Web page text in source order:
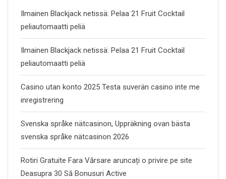
Ilmainen Blackjack netissä: Pelaa 21 Fruit Cocktail
peliautomaatti peliä
Ilmainen Blackjack netissä: Pelaa 21 Fruit Cocktail
peliautomaatti peliä
Casino utan konto 2025 Testa suverän casino inte me
inregistrering
Svenska språke nätcasinon, Uppräkning ovan bästa
svenska språke nätcasinon 2026
Rotiri Gratuite Fara Vărsare aruncați o privire pe site
Deasupra 30 Să Bonusuri Active